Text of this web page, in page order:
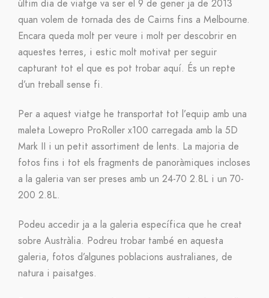
últim dia de viatge va ser el 9 de gener ja de 2013
quan volem de tornada des de Cairns fins a Melbourne.
Encara queda molt per veure i molt per descobrir en
aquestes terres, i estic molt motivat per seguir
capturant tot el que es pot trobar aquí. És un repte
d’un treball sense fi.
Per a aquest viatge he transportat tot l’equip amb una
maleta Lowepro ProRoller x100 carregada amb la 5D
Mark II i un petit assortiment de lents. La majoria de
fotos fins i tot els fragments de panoràmiques incloses
a la galeria van ser preses amb un 24-70 2.8L i un 70-
200 2.8L.
Podeu accedir ja a la galeria específica que he creat
sobre Austràlia. Podreu trobar també en aquesta
galeria, fotos d’algunes poblacions australianes, de
natura i paisatges.